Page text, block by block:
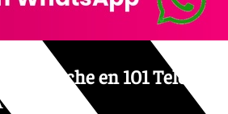
la noche en 101 Televisión,